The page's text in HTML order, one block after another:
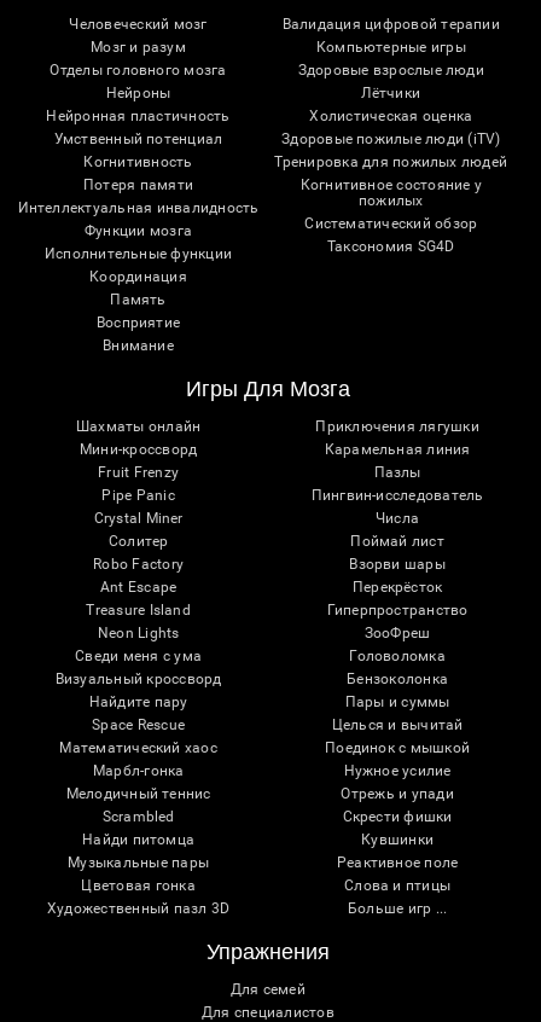
Человеческий мозг
Мозг и разум
Отделы головного мозга
Нейроны
Нейронная пластичность
Умственный потенциал
Когнитивность
Потеря памяти
Интеллектуальная инвалидность
Функции мозга
Исполнительные функции
Координация
Память
Восприятие
Внимание
Валидация цифровой терапии
Компьютерные игры
Здоровые взрослые люди
Лётчики
Холистическая оценка
Здоровые пожилые люди (iTV)
Тренировка для пожилых людей
Когнитивное состояние у
пожилых
Систематический обзор
Таксономия SG4D
Игры Для Мозга
Шахматы онлайн
Мини-кроссворд
Fruit Frenzy
Pipe Panic
Crystal Miner
Солитер
Robo Factory
Ant Escape
Treasure Island
Neon Lights
Сведи меня с ума
Визуальный кроссворд
Найдите пару
Space Rescue
Математический хаос
Марбл-гонка
Мелодичный теннис
Scrambled
Найди питомца
Музыкальные пары
Цветовая гонка
Художественный пазл 3D
Приключения лягушки
Карамельная линия
Пазлы
Пингвин-исследователь
Числа
Поймай лист
Взорви шары
Перекрёсток
Гиперпространство
ЗооФреш
Головоломка
Бензоколонка
Пары и суммы
Целься и вычитай
Поединок с мышкой
Нужное усилие
Отрежь и упади
Скрести фишки
Кувшинки
Реактивное поле
Слова и птицы
Больше игр ...
Упражнения
Для семей
Для специалистов